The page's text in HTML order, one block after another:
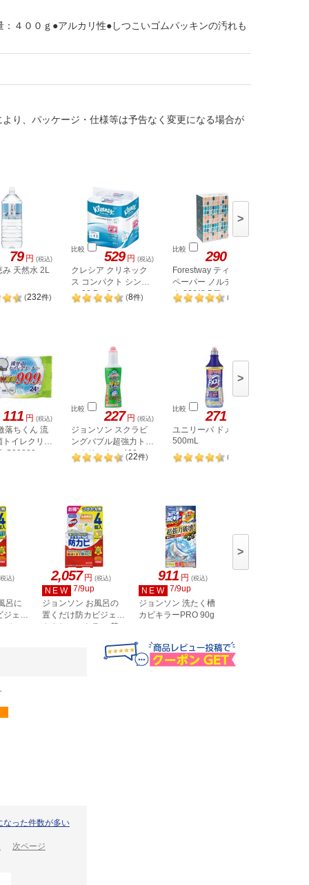
４００ｇ●アルカリ性●しつこいゴムパッキンの汚れも
り、パッケージ・仕様等は予告なく変更になる場合が
79 円 (税込)
天然水 2L
(232件)
比較 529 円 (税込)
クレシア クリネック
ス コンパクト シング
ル 82.5m 8ロール
(8件)
比較 290
Forestway ティッシュ
ペーパー ノルディッ
ク 200組 5個
(
>
111 円 (税込)
落ちくん 流
イレクリー
S00280
比較 227 円 (税込)
ジョンソン スクラビ
ングバブル超強力トイ
レクリーナー 400g
(22件)
比較 271
ユニリーバ ドメスト
500mL
(
>
込)
呂に
ェル
ン
2,057 円 (税込)
NEW 7/9up
ジョンソン お風呂の
置くだけ防カビジェル
やさしいシトラス 替
911 円 (税込)
NEW 7/9up
ジョンソン 洗たく槽
カビキラーPRO 90g
2,057
>
なった件数が多い
次ページ